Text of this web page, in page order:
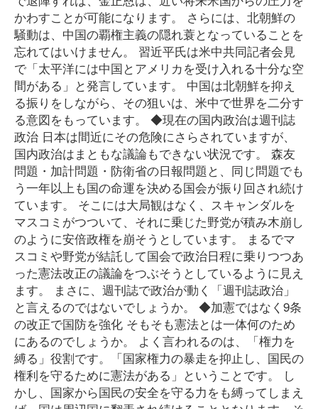
かわすことが可能になります。 さらには、北朝鮮の
騒動は、中国の覇権主義の隠れ蓑となっていることを
忘れてはいけません。 習近平氏は米中共同記者会見
で「太平洋には中国とアメリカを受け入れる十分な空
間がある」と発言しています。 中国は北朝鮮を抑え
る振りをしながら、その狙いは、米中で世界を二分す
る意図をもっています。 ◆現在の国内政治は週刊誌
政治 日本は間近にその危険にさらされていますが、
国内政治はまともな議論もできない状況です。 森友
問題・加計問題・防衛省の日報問題と、同じ問題でも
う一年以上も国の命運を決める国会が振り回され続け
ています。 そこには大局観はなく、スキャンダルを
マスコミがつついて、それに乗じた野党が積み木崩し
のように安倍政権を崩そうとしています。 まるでマ
スコミや野党が結託して国会で政治日程に乗りつつあ
った憲法改正の議論をつぶそうとしているように見え
ます。 まさに、週刊誌で政治が動く「週刊誌政治」
と言えるのではないでしょうか。 ◆加憲ではなく9条
の改正で国防を強化 そもそも憲法とは一体何のため
にあるのでしょうか。 よく言われるのは、「権力を
縛る」役割です。「国家権力の暴走を抑止し、国民の
権利を守るために憲法がある」ということです。 し
かし、国家から国民の安全を守る力をも縛ってしまえ